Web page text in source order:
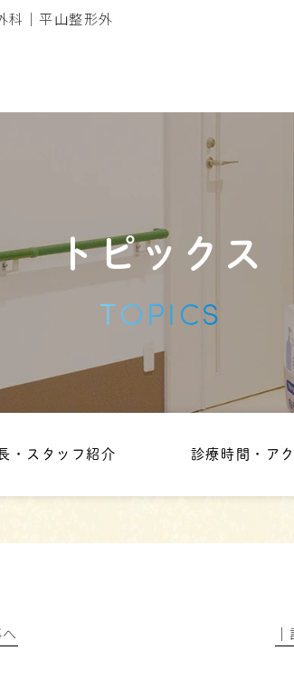
科｜平山整形外
トピックス
TOPICS
・スタッフ紹介 診療時間・ア
│